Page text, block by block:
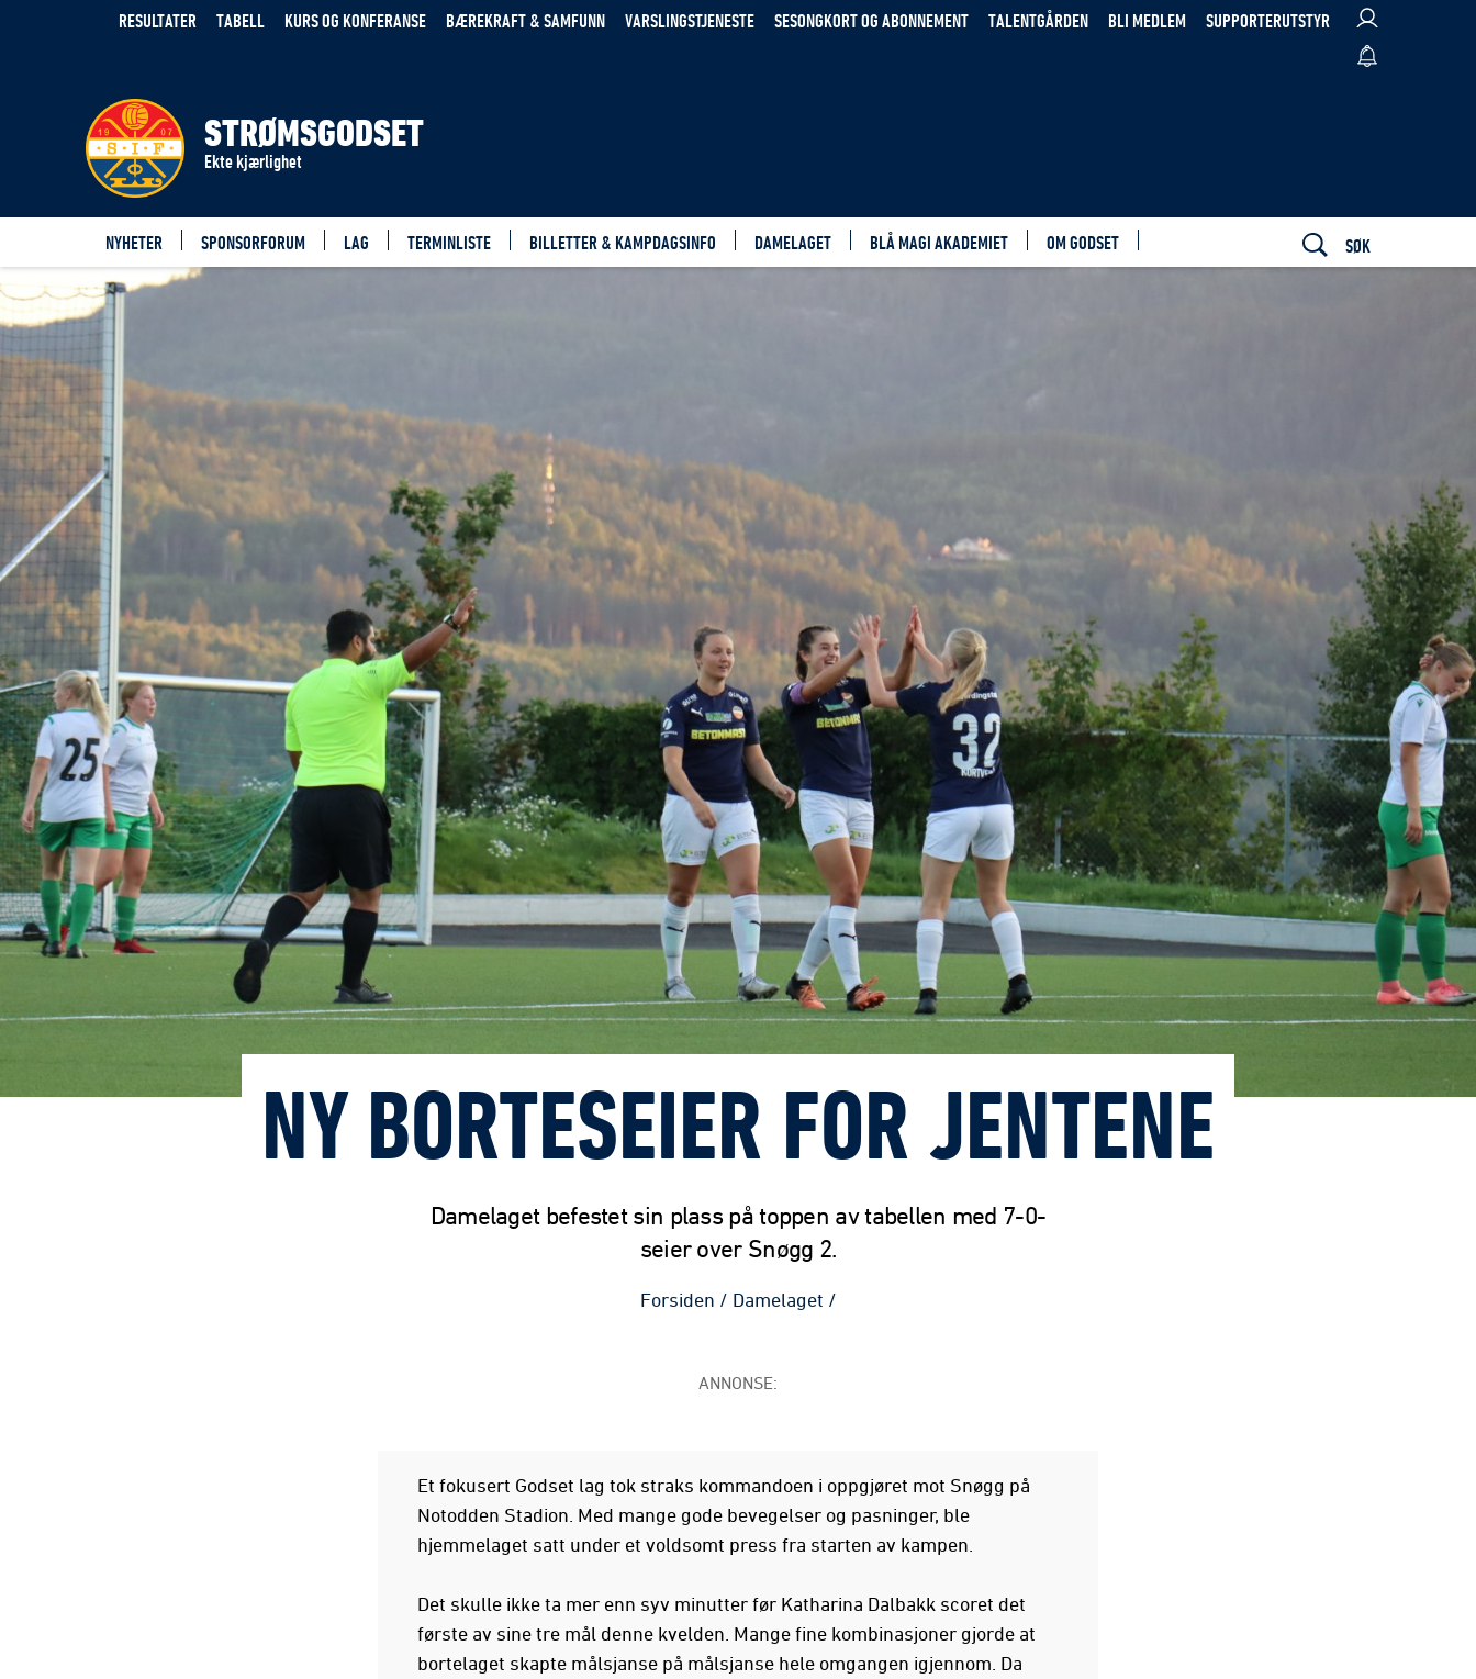
RESULTATER TABELL KURS OG KONFERANSE BÆREKRAFT & SAMFUNN VARSLINGSTJENESTE SESONGKORT OG ABONNEMENT TALENTGÅRDEN BLI MEDLEM SUPPORTERUTSTYR
STRØMSGODSET
Ekte kjærlighet
NYHETER SPONSORFORUM LAG TERMINLISTE BILLETTER & KAMPDAGSINFO DAMELAGET BLÅ MAGI AKADEMIET OM GODSET SØK
NY BORTESEIER FOR JENTENE
Damelaget befestet sin plass på toppen av tabellen med 7-0-
seier over Snøgg 2.
Forsiden / Damelaget /
ANNONSE:
Et fokusert Godset lag tok straks kommandoen i oppgjøret mot Snøgg på
Notodden Stadion. Med mange gode bevegelser og pasninger, ble
hjemmelaget satt under et voldsomt press fra starten av kampen.
Det skulle ikke ta mer enn syv minutter før Katharina Dalbakk scoret det
første av sine tre mål denne kvelden. Mange fine kombinasjoner gjorde at
bortelaget skapte målsjanse på målsjanse hele omgangen igjennom. Da